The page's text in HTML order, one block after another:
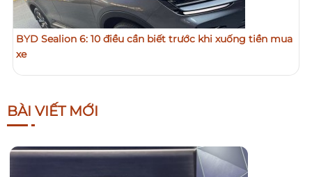
BYD Sealion 6: 10 điều cần biết trước khi xuống tiền mua
xe
BÀI VIẾT MỚI